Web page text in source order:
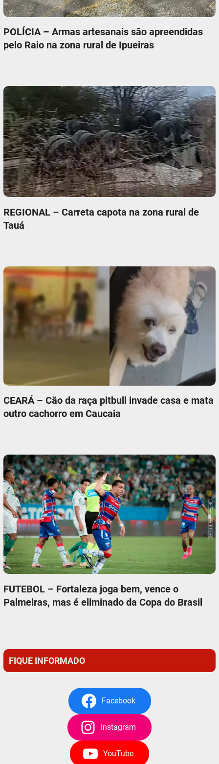
POLÍCIA – Armas artesanais são apreendidas
pelo Raio na zona rural de Ipueiras
REGIONAL – Carreta capota na zona rural de
Tauá
CEARÁ – Cão da raça pitbull invade casa e mata
outro cachorro em Caucaia
FUTEBOL – Fortaleza joga bem, vence o
Palmeiras, mas é eliminado da Copa do Brasil
FIQUE INFORMADO
Facebook
Instagram
YouTube